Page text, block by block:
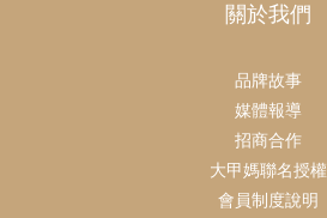
關於我們
品牌故事
媒體報導
招商合作
大甲媽聯名授權
會員制度說明